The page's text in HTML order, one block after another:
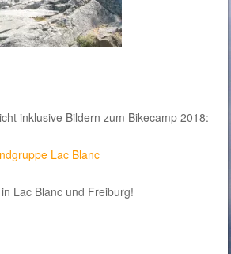
inklusive Bildern zum Bikecamp 2018:
Lac Blanc
Lac Blanc und Freiburg!